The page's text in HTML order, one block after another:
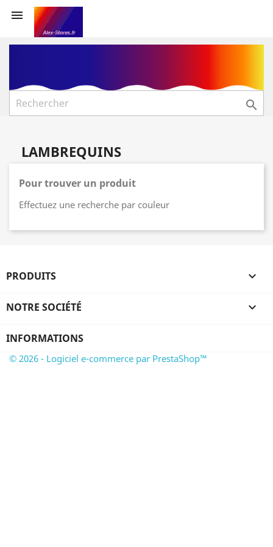


LAMBREQUINS
Pour trouver un produit
Effectuez une recherche par couleur
PRODUITS 
NOTRE SOCIÉTÉ 
INFORMATIONS
© 2026 - Logiciel e-commerce par PrestaShop™